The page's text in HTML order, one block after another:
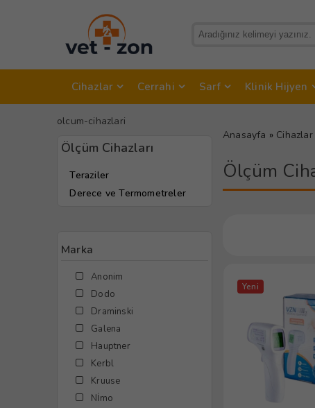
Cihazlar Cerrahi Sarf Klinik Hijyen
olcum-cihazlari
Ölçüm Cihazları
Teraziler
Derece ve Termometreler
Marka
Anonim
Dodo
Draminski
Galena
Hauptner
Kerbl
Kruuse
Nİmo
Anasayfa » Cihazlar
Ölçüm
Yeni